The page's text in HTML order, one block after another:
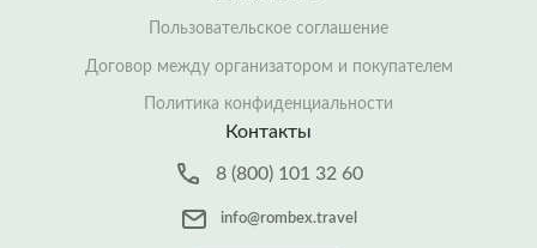
Пользовательское соглашение
Договор между организатором и покупателем
Политика конфиденциальности
Контакты
8 (800) 101 32 60
info@rombex.travel